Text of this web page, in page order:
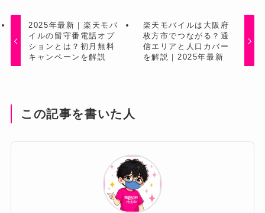
2025年最新｜楽天モバ
イルの留守番電話オプ
ションとは？初月無料
キャンペーンを解説
楽天モバイルは大阪府
枚方市でつながる？通
信エリアと人口カバー
を解説｜2025年最新
この記事を書いた人